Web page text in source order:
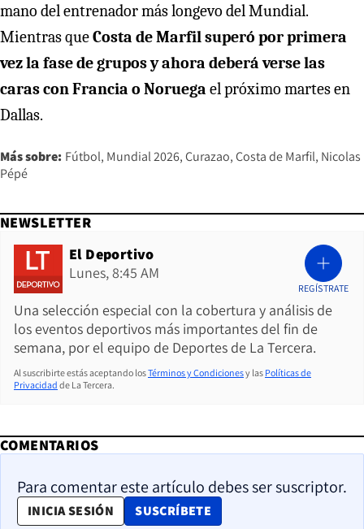
mano del entrenador más longevo del Mundial.
Mientras queCosta de Marfil superó por primera
vez la fase de grupos y ahora deberá verse las
caras con Francia o Noruega el próximo martes en
Dallas.
Más sobre: Fútbol Mundial 2026 Curazao Costa de Marfil Nicolas
Pépé
NEWSLETTER
El Deportivo
Lunes, 8:45 AM
Una selección especial con la cobertura y análisis de
los eventos deportivos más importantes del fin de
semana, por el equipo de Deportes de La Tercera.
REGÍSTRATE
Al suscribirte estás aceptando losTérminos y Condicionesy las Políticas de
Privacidad de La Tercera.
COMENTARIOS
Para comentar este artículo debes ser suscriptor.
INICIA SESIÓN SUSCRÍBETE
OPENS IN NEW WINDOW